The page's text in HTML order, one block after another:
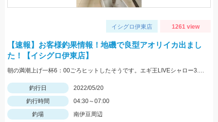
イシグロ伊東店 1261 view
【速報】お客様釣果情報！地磯で良型アオリイカ出まし
た！【イシグロ伊東店】
朝の満潮上げ一杯6：00ごろヒットしたそうです。エギ王LIVEシャロー3.5号ムラムラチェリーを使用。情報提供ありがとうございます！
釣行日
2022/05/20
釣行時間
04:30～07:00
釣場
南伊豆周辺